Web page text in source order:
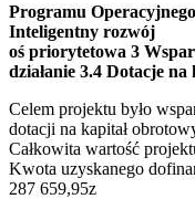
Programu Operacyjnego
Inteligentny rozwój
oś priorytetowa 3
działanie 3.4 Dotacje
Celem projektu było
dotacji na kapitał
Całkowita wartość
Kwota uzyskanego
287 659,95z